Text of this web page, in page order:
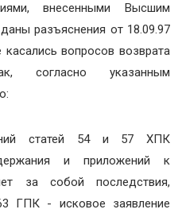
внесенными Высшим
разъяснения от 18.09.97
вопросов возврата
согласно указанным
статей 54 и 57 ХПК
и приложений к
за собой последствия,
ГПК - исковое заявление